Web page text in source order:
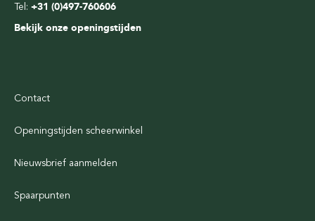
Tel: +31 (0)497-760606
Bekijk onze openingstijden
Contact
Openingstijden scheerwinkel
Nieuwsbrief aanmelden
Spaarpunten